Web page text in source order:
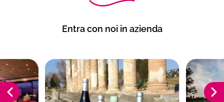
Entra con noi in azienda